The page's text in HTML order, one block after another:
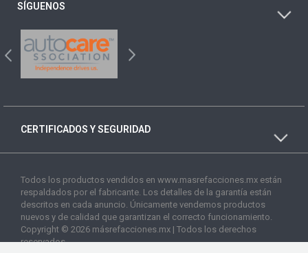
SÍGUENOS
CERTIFICADOS Y SEGURIDAD
Todos los productos vendidos en www.masrefacciones.mx están
respaldados por el fabricante. Los detalles de la garantía están
descritos en cada anuncio. Únicamente vendemos productos
nuevos y de calidad que garantizan el correcto funcionamiento.
Copyright © 2026 másrefacciones.mx | Todos los derechos
reservados